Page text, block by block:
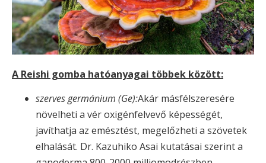
A Reishi gomba hatóanyagai többek között:
szerves germánium (Ge):Akár másfélszeresére
növelheti a vér oxigénfelvevő képességét,
javíthatja az emésztést, megelőzheti a szövetek
elhalását. Dr. Kazuhiko Asai kutatásai szerint a